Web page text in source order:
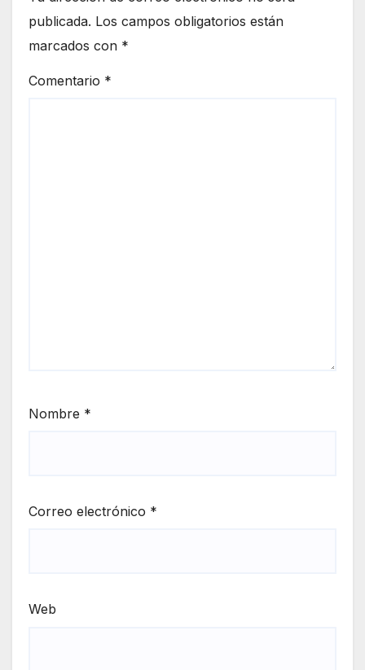
publicada. Los campos obligatorios están
marcados con *
Comentario *
Nombre *
Correo electrónico *
Web